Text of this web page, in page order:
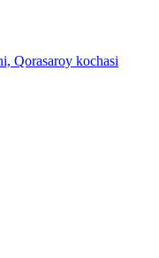
Qorasaroy kochasi